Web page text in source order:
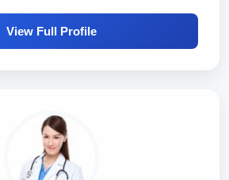
View Full Profile